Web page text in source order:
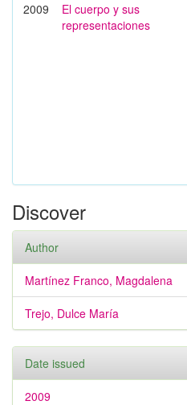
2009
El cuerpo y sus
representaciones
Discover
Author
Martínez Franco, Magdalena
Trejo, Dulce María
Date issued
2009